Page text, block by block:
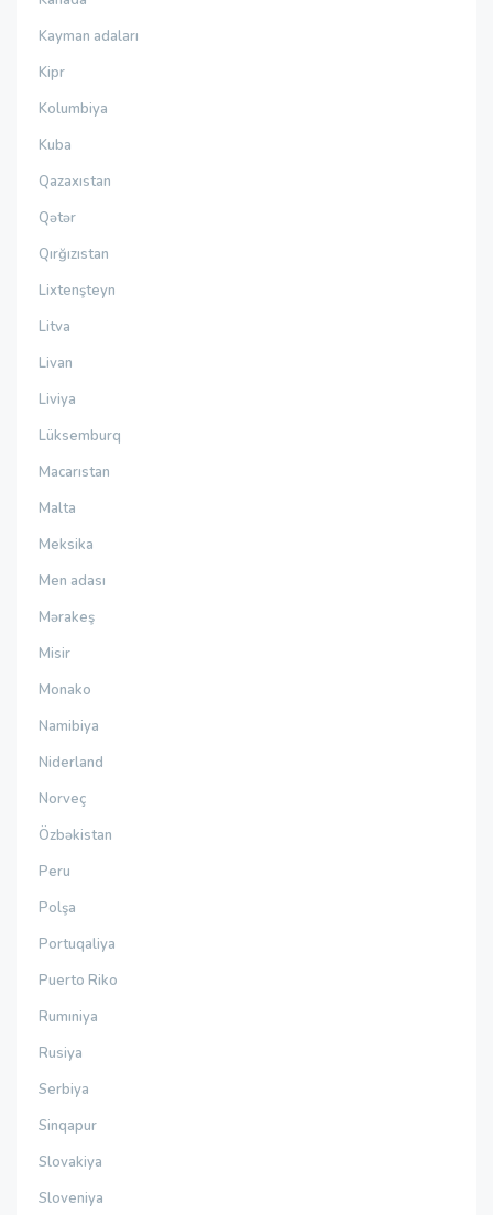
Kayman adaları
Kipr
Kolumbiya
Kuba
Qazaxıstan
Qətər
Qırğızıstan
Lixtenşteyn
Litva
Livan
Liviya
Lüksemburq
Macarıstan
Malta
Meksika
Men adası
Mərakeş
Misir
Monako
Namibiya
Niderland
Norveç
Özbəkistan
Peru
Polşa
Portuqaliya
Puerto Riko
Rumıniya
Rusiya
Serbiya
Sinqapur
Slovakiya
Sloveniya